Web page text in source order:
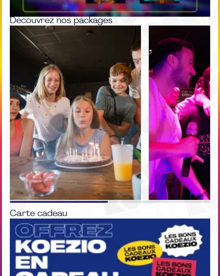
Découvrez nos packages
PACK
Anniversaire EVG / EVJF
Carte cadeau